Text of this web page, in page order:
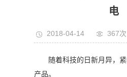
电
2018-04-14 367次
随着科技的日新月异，
产品。